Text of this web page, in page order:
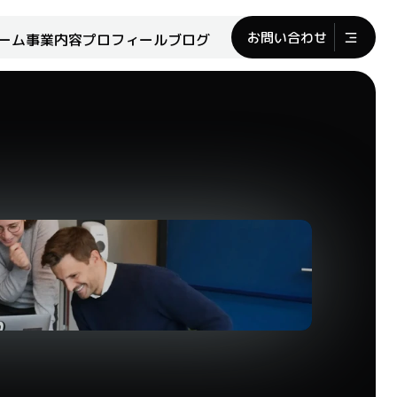
ム事業内容プロフィールブログ お問い合わせ